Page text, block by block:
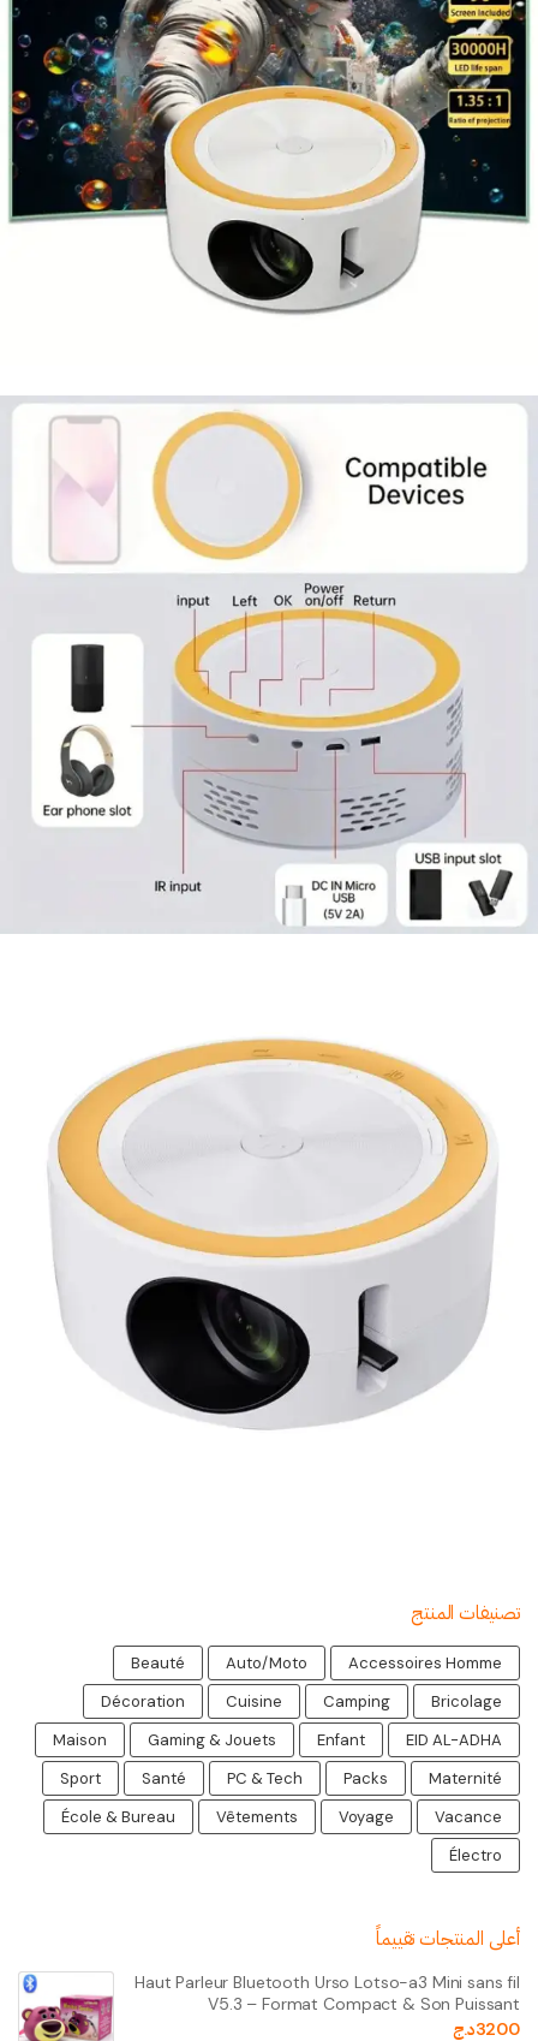
تصنيفات المنتج
Accessoires Homme
Auto/Moto
Beauté
Bricolage
Camping
Cuisine
Décoration
EID AL-ADHA
Enfant
Gaming & Jouets
Maison
Maternité
Packs
PC & Tech
Santé
Sport
Vacance
Voyage
Vêtements
École & Bureau
Électro
أعلى المنتجات تقييماً
Haut Parleur Bluetooth Urso Lotso-a3 Mini sans fil
V5.3 – Format Compact & Son Puissant
3200د.ج